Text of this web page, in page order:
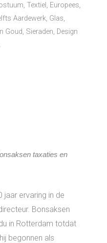
Textiel, Europees,
Aardewerk, Glas,
Goud, Sieraden, Design
taxaties en
jaar ervaring in de
Bonsaksen
in Rotterdam totdat
begonnen als